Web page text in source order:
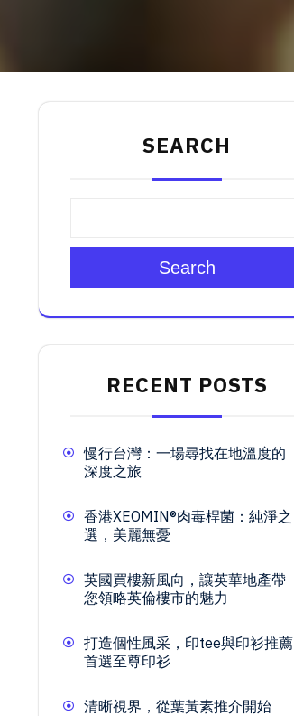
SEARCH
Search
RECENT POSTS
慢行台灣：一場尋找在地溫度的
深度之旅
香港XEOMIN®肉毒桿菌：純淨之
選，美麗無憂
英國買樓新風向，讓英華地產帶
您領略英倫樓市的魅力
打造個性風采，印tee與印衫推薦
首選至尊印衫
清晰視界，從葉黃素推介開始